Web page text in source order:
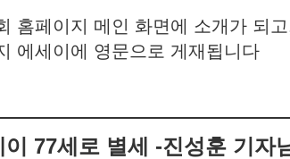
홈페이지 메인 화면에 소개가 되고
에세이에 영문으로 게재됩니다
77세로 별세 -진성훈 기자